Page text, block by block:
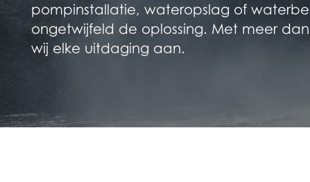
pompinstallatie, wateropslag of
ongetwijfeld de oplossing. Met meer
wij elke uitdaging aan.